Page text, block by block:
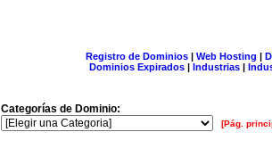
Registro de Dominios| Web Hosting |
Dominios Expirados | Industrias |
Categorías de Dominio:
[Pág.